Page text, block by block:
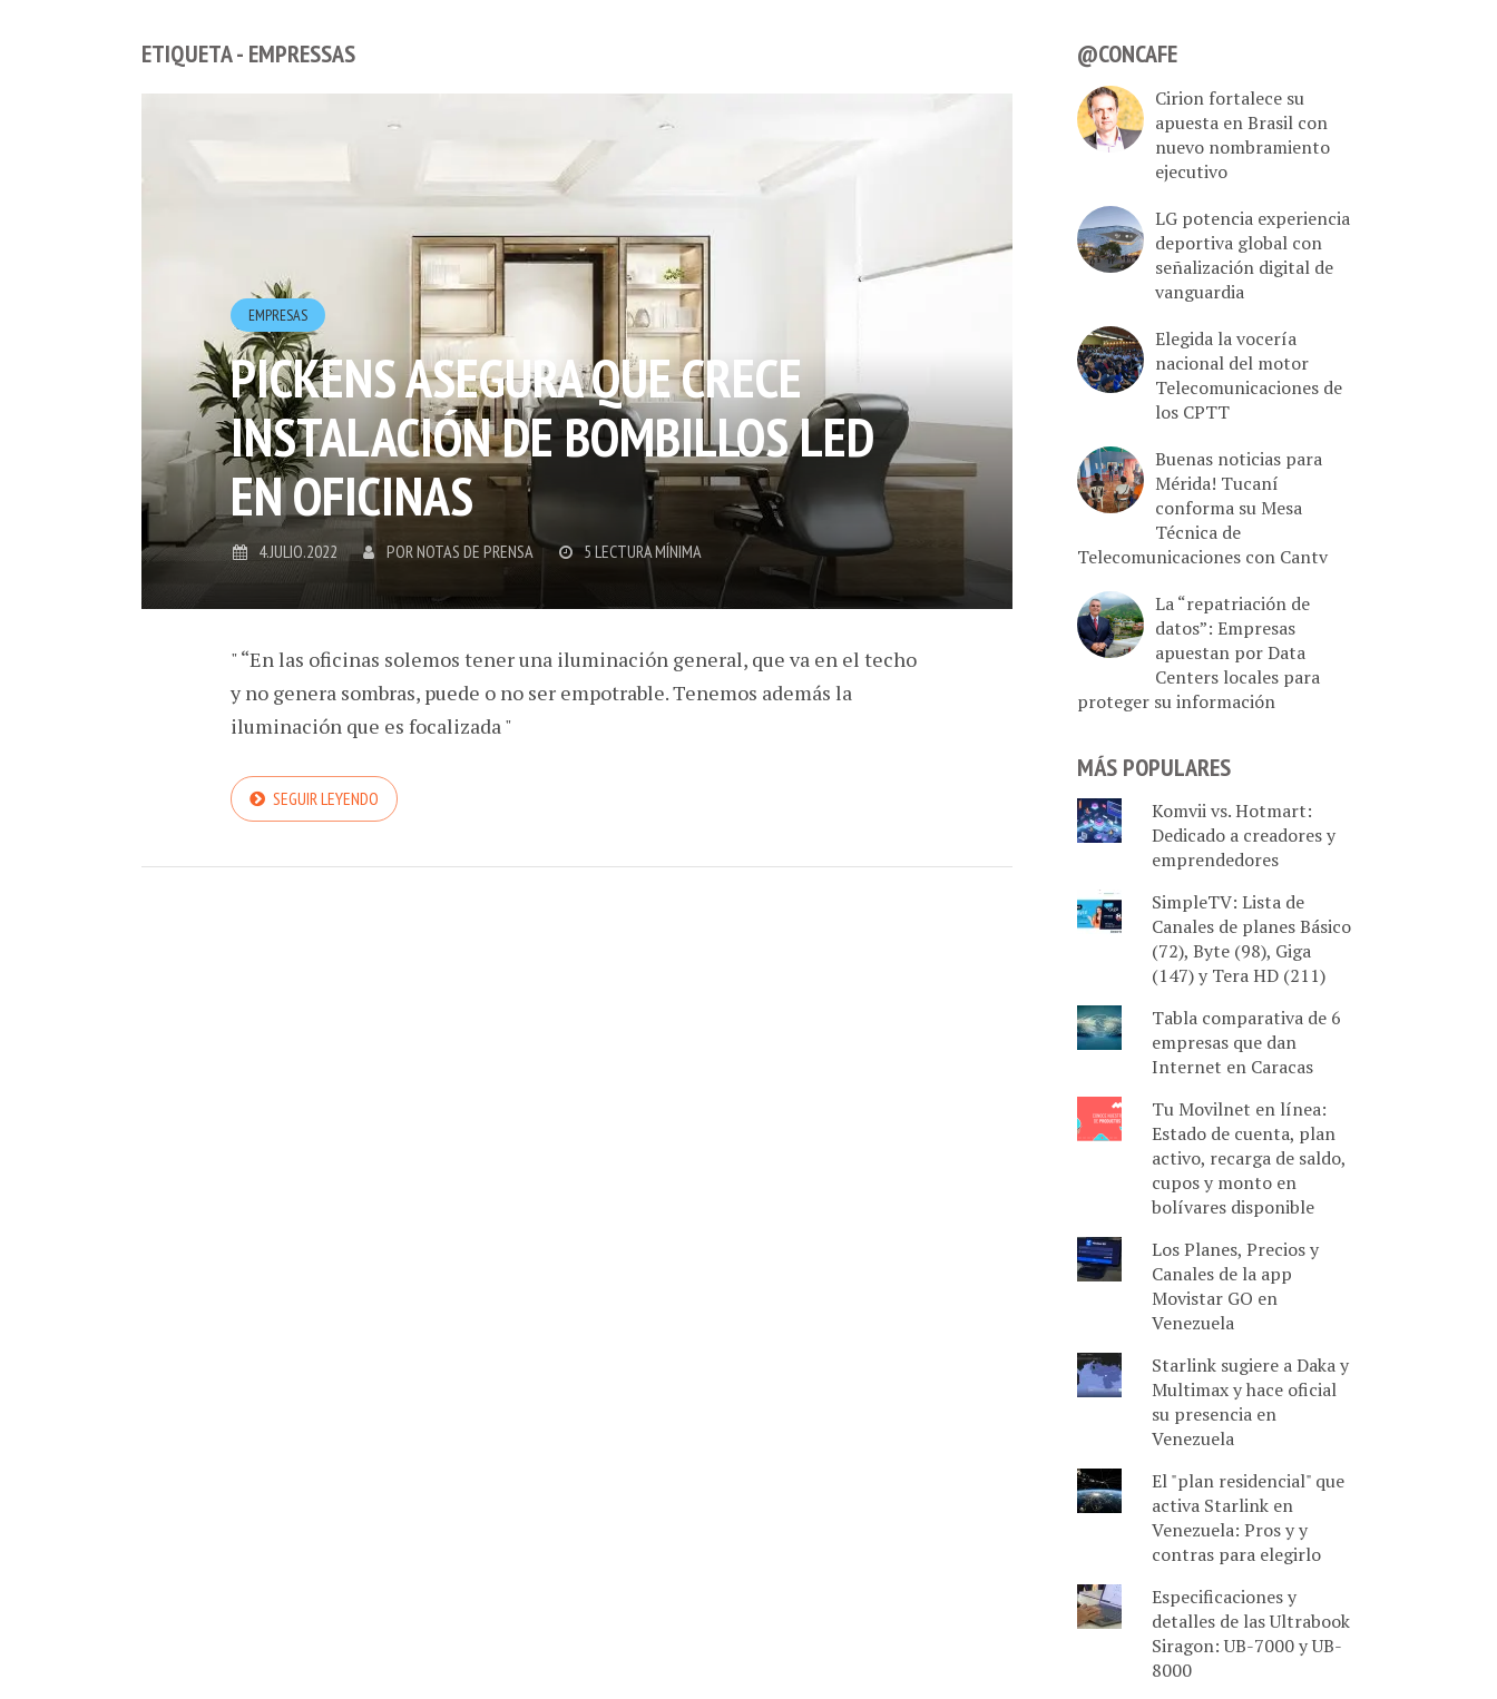
ETIQUETA - EMPRESSAS
EMPRESAS
PICKENS ASEGURA QUE CRECE
INSTALACIÓN DE BOMBILLOS LED
EN OFICINAS
4.JULIO.2022 POR NOTAS DE PRENSA 5 LECTURA MÍNIMA
" “En las oficinas solemos tener una iluminación general, que va en el techo
y no genera sombras, puede o no ser empotrable. Tenemos además la
iluminación que es focalizada "
SEGUIR LEYENDO
@CONCAFE
Cirion fortalece su
apuesta en Brasil con
nuevo nombramiento
ejecutivo
LG potencia experiencia
deportiva global con
señalización digital de
vanguardia
Elegida la vocería
nacional del motor
Telecomunicaciones de
los CPTT
Buenas noticias para
Mérida! Tucaní
conforma su Mesa
Técnica de
Telecomunicaciones con Cantv
La “repatriación de
datos”: Empresas
apuestan por Data
Centers locales para
proteger su información
MÁS POPULARES
Komvii vs. Hotmart:
Dedicado a creadores y
emprendedores
SimpleTV: Lista de
Canales de planes Básico
(72), Byte (98), Giga
(147) y Tera HD (211)
Tabla comparativa de 6
empresas que dan
Internet en Caracas
Tu Movilnet en línea:
Estado de cuenta, plan
activo, recarga de saldo,
cupos y monto en
bolívares disponible
Los Planes, Precios y
Canales de la app
Movistar GO en
Venezuela
Starlink sugiere a Daka y
Multimax y hace oficial
su presencia en
Venezuela
El "plan residencial" que
activa Starlink en
Venezuela: Pros y y
contras para elegirlo
Especificaciones y
detalles de las Ultrabook
Siragon: UB-7000 y UB-
8000